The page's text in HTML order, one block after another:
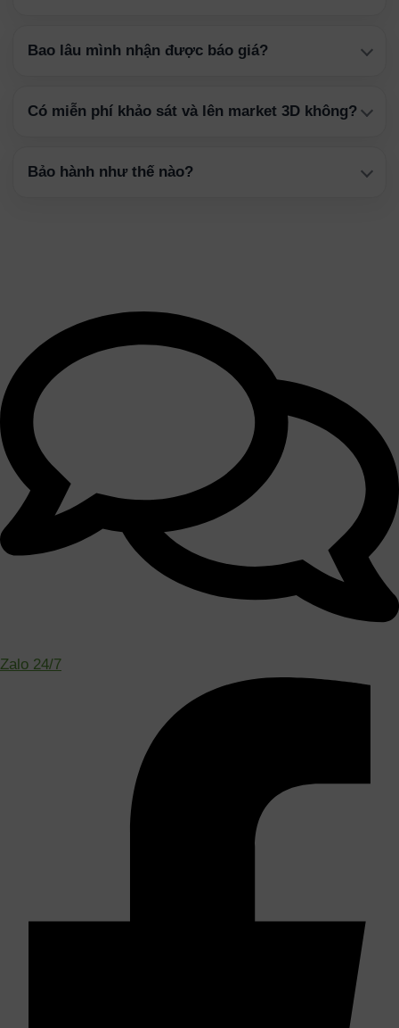
Bao lâu mình nhận được báo giá?
Có miễn phí khảo sát và lên market 3D không?
Bảo hành như thế nào?
Zalo 24/7